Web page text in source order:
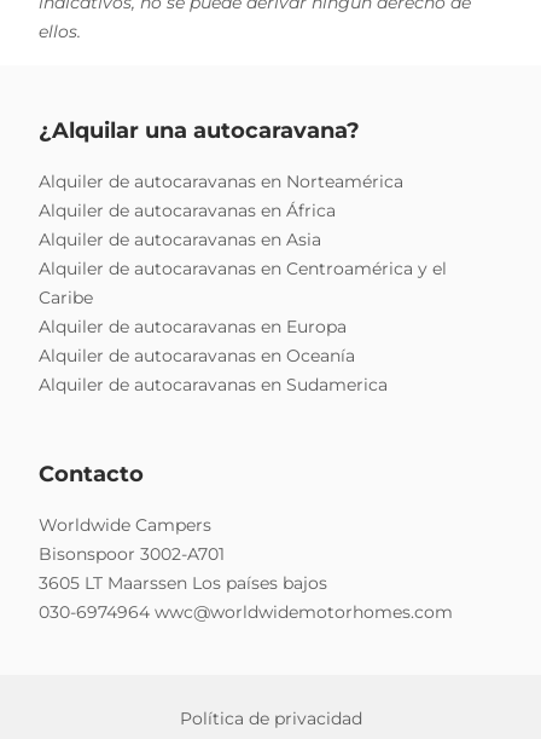
ellos.
¿Alquilar una autocaravana?
Alquiler de autocaravanas en Norteamérica
Alquiler de autocaravanas en África
Alquiler de autocaravanas en Asia
Alquiler de autocaravanas en Centroamérica y el
Caribe
Alquiler de autocaravanas en Europa
Alquiler de autocaravanas en Oceanía
Alquiler de autocaravanas en Sudamerica
Contacto
Worldwide Campers
Bisonspoor 3002-A701
3605 LT Maarssen Los países bajos
030-6974964 wwc@worldwidemotorhomes.com
Política de privacidad